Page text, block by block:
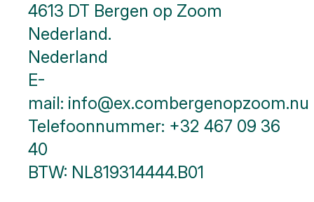
Openbare
Monumenten
de
Schelde
Parkeren
4613 DT Bergen op Zoom
Nederland.
Nederland
E-
mail: info@ex.combergenopzoom.nu
Telefoonnummer: ‭+32 467 09 36
40‬
BTW: NL819314444.B01